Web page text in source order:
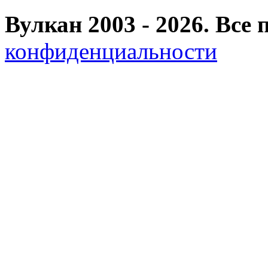
Вулкан 2003 - 2026.
конфиденциальности